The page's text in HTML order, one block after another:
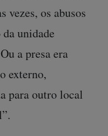
vezes, os abusos
unidade
a presa era
externo,
para outro local